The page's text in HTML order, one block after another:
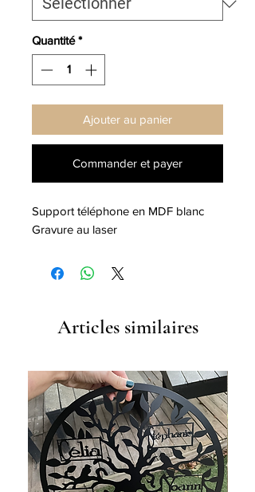
Quantité *
Ajouter au panier
Commander et payer
Support téléphone en MDF blanc
Gravure au laser
Articles similaires